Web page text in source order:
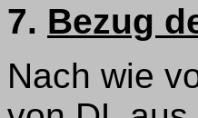
7. Bezug
Nach wie